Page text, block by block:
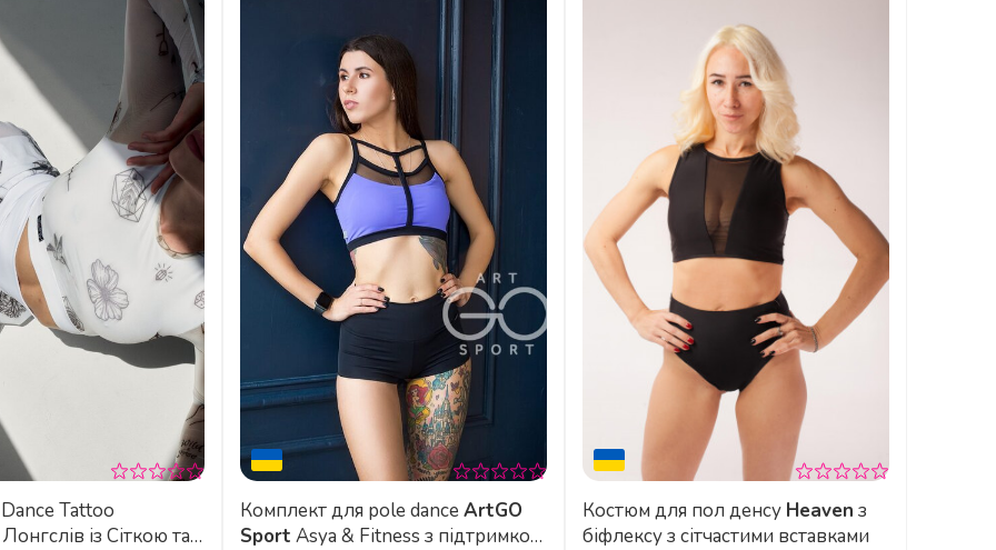
із Сіткою та
Комплект для pole danceArtGO
Sport Asya & Fitness з підтримкою
Костюм для пол денсу Heaven з
біфлексу з сітчастими вставками